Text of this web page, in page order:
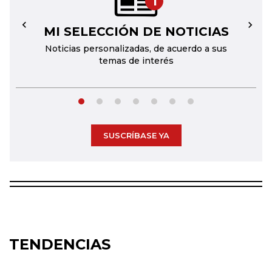
MI SELECCIÓN DE NOTICIAS
Noticias personalizadas, de acuerdo a sus
temas de interés
← →
SUSCRÍBASE YA
TENDENCIAS